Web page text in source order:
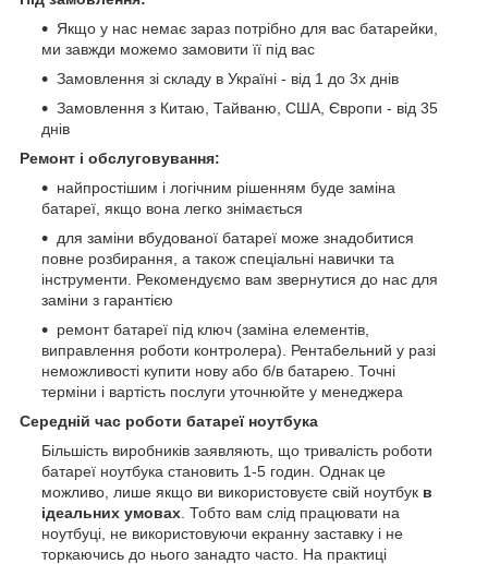
Якщо у нас немає зараз потрібно для вас батарейки,
ми завжди можемо замовити її під вас
Замовлення зі складу в Україні - від 1 до 3х днів
Замовлення з Китаю, Тайваню, США, Європи - від 35
днів
Ремонт і обслуговування:
найпростішим і логічним рішенням буде заміна
батареї, якщо вона легко знімається
для заміни вбудованої батареї може знадобитися
повне розбирання, а також спеціальні навички та
інструменти. Рекомендуємо вам звернутися до нас для
заміни з гарантією
ремонт батареї під ключ (заміна елементів,
виправлення роботи контролера). Рентабельний у разі
неможливості купити нову або б/в батарею. Точні
терміни і вартість послуги уточнюйте у менеджера
Середній час роботи батареї ноутбука
Більшість виробників заявляють, що тривалість роботи
батареї ноутбука становить 1-5 годин. Однак це
можливо, лише якщо ви використовуєте свій ноутбук в
ідеальних умовах . Тобто вам слід працювати на
ноутбуці, не використовуючи екранну заставку і не
торкаючись до нього занадто часто. На практиці